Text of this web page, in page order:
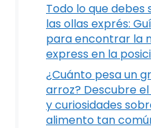
Todo lo que debes
las ollas exprés:
para encontrar la
express en la
¿Cuánto pesa un
arroz? Descubre
y curiosidades
alimento tan